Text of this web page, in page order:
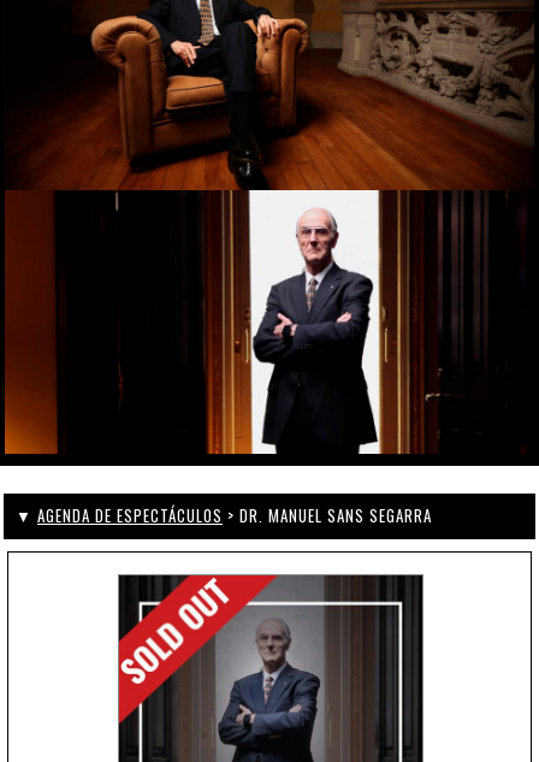
▼ AGENDA DE ESPECTÁCULOS > DR. MANUEL SANS SEGARRA